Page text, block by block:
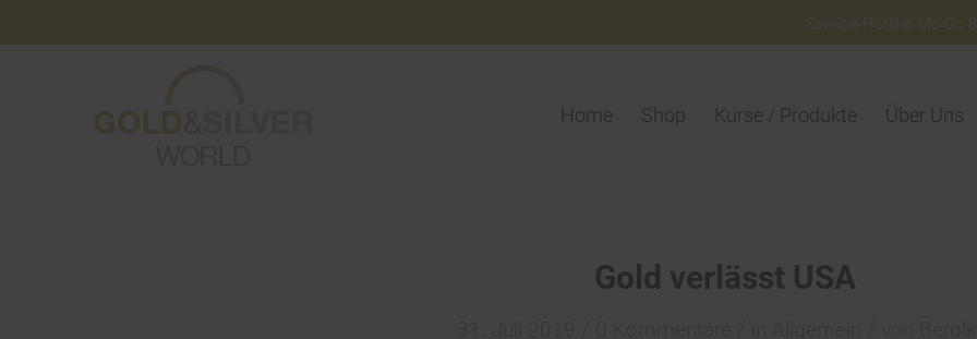
Service-Hotline Mo-Do
Home Shop Kurse / Produkte Über Uns
Gold verlässt USA